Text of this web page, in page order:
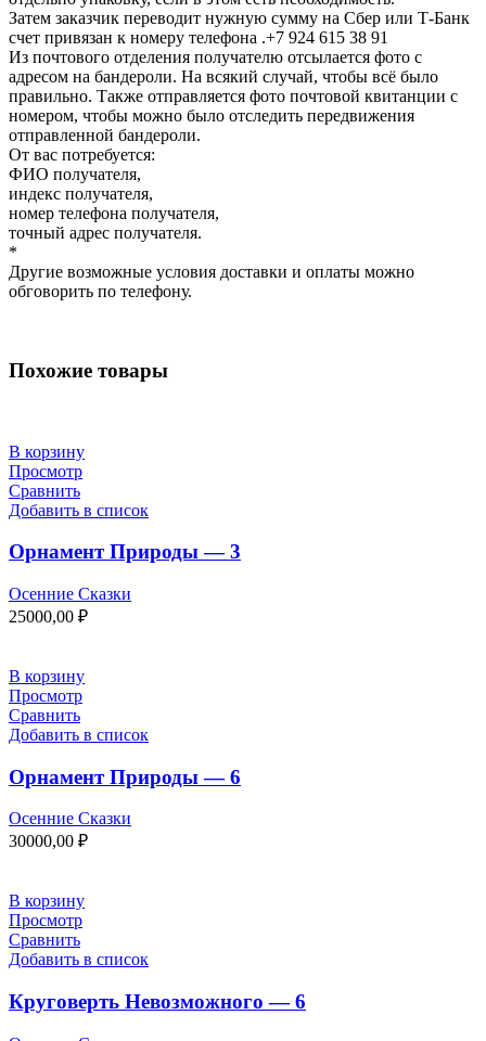
Затем заказчик переводит нужную сумму на Сбер или Т-Банк
счет привязан к номеру телефона .+7 924 615 38 91
Из почтового отделения получателю отсылается фото с
адресом на бандероли. На всякий случай, чтобы всё было
правильно. Также отправляется фото почтовой квитанции с
номером, чтобы можно было отследить передвижения
отправленной бандероли.
От вас потребуется:
ФИО получателя,
индекс получателя,
номер телефона получателя,
точный адрес получателя.
*
Другие возможные условия доставки и оплаты можно
обговорить по телефону.
Похожие товары
В корзину
Просмотр
Сравнить
Добавить в список
Орнамент Природы — 3
Осенние Сказки
25000,00 ₽
В корзину
Просмотр
Сравнить
Добавить в список
Орнамент Природы — 6
Осенние Сказки
30000,00 ₽
В корзину
Просмотр
Сравнить
Добавить в список
Круговерть Невозможного — 6